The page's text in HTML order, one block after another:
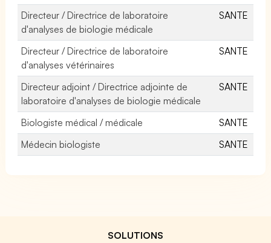
Directeur / Directrice de laboratoire
d'analyses de biologie médicale
SANTE
Directeur / Directrice de laboratoire
d'analyses vétérinaires
SANTE
Directeur adjoint / Directrice adjointe de
laboratoire d'analyses de biologie médicale
SANTE
Biologiste médical / médicale
SANTE
Médecin biologiste
SANTE
SOLUTIONS